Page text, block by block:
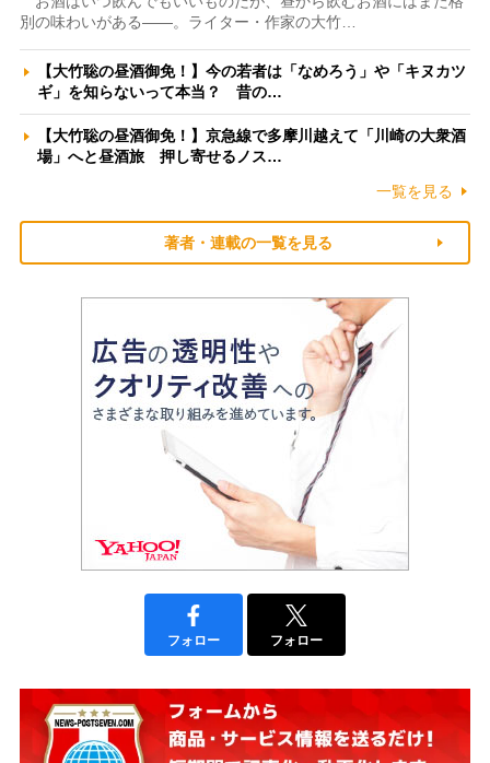
別の味わいがある――。ライター・作家の大竹…
【大竹聡の昼酒御免！】今の若者は「なめろう」や「キヌカツ
ギ」を知らないって本当？ 昔の…
【大竹聡の昼酒御免！】京急線で多摩川越えて「川崎の大衆酒
場」へと昼酒旅 押し寄せるノス…
一覧を見る
著者・連載の一覧を見る
フォロー フォロー